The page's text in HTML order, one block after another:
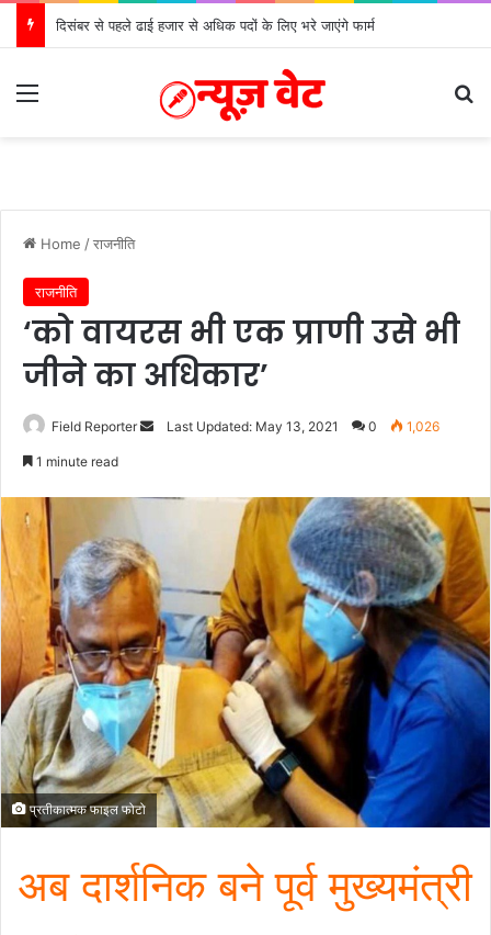
दिसंबर से पहले ढाई हजार से अधिक पदों के लिए भरे जाएंगे फार्म
Menu
Home /राजनीति
राजनीति
‘को वायरस भी एक प्राणी उसे भी
जीने का अधिकार’
Field Reporter
SendLast Updated: May 13, 2021 0 1,026
1 minute read
प्रतीकात्मक फाइल फोटो
अब दार्शनिक बने पूर्व मुख्यमंत्री